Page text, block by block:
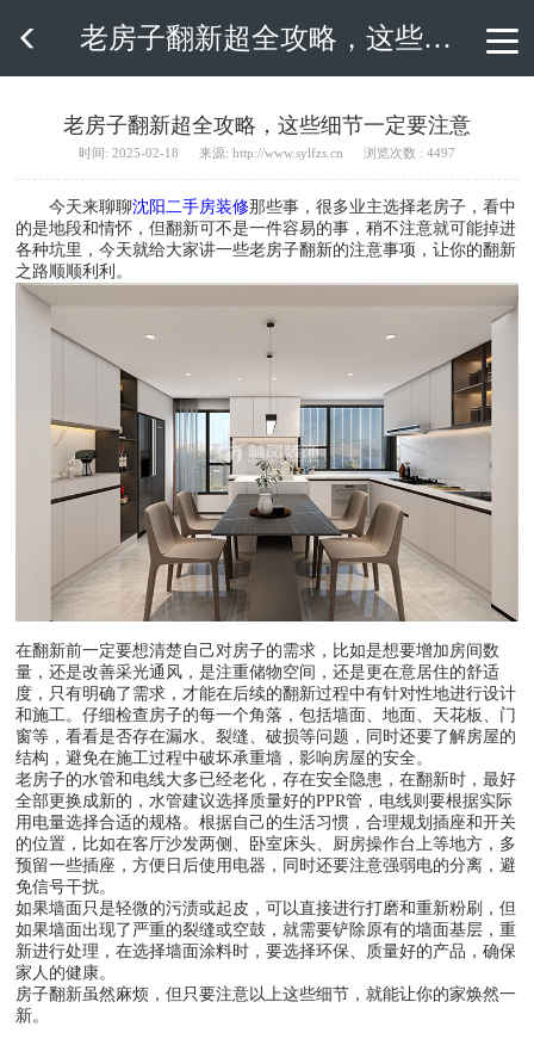
 老房子翻新超全攻略，这些细节一定要注意
老房子翻新超全攻略，这些细节一定要注意
时间: 2025-02-18 来源: http://www.sylfzs.cn 浏览次数 : 4497
今天来聊聊沈阳二手房装修那些事，很多业主选择老房子，看中
的是地段和情怀，但翻新可不是一件容易的事，稍不注意就可能掉进
各种坑里，今天就给大家讲一些老房子翻新的注意事项，让你的翻新
之路顺顺利利。
在翻新前一定要想清楚自己对房子的需求，比如是想要增加房间数
量，还是改善采光通风，是注重储物空间，还是更在意居住的舒适
度，只有明确了需求，才能在后续的翻新过程中有针对性地进行设计
和施工。仔细检查房子的每一个角落，包括墙面、地面、天花板、门
窗等，看看是否存在漏水、裂缝、破损等问题，同时还要了解房屋的
结构，避免在施工过程中破坏承重墙，影响房屋的安全。
老房子的水管和电线大多已经老化，存在安全隐患，在翻新时，最好
全部更换成新的，水管建议选择质量好的PPR管，电线则要根据实际
用电量选择合适的规格。根据自己的生活习惯，合理规划插座和开关
的位置，比如在客厅沙发两侧、卧室床头、厨房操作台上等地方，多
预留一些插座，方便日后使用电器，同时还要注意强弱电的分离，避
免信号干扰。
如果墙面只是轻微的污渍或起皮，可以直接进行打磨和重新粉刷，但
如果墙面出现了严重的裂缝或空鼓，就需要铲除原有的墙面基层，重
新进行处理，在选择墙面涂料时，要选择环保、质量好的产品，确保
家人的健康。
房子翻新虽然麻烦，但只要注意以上这些细节，就能让你的家焕然一
新。